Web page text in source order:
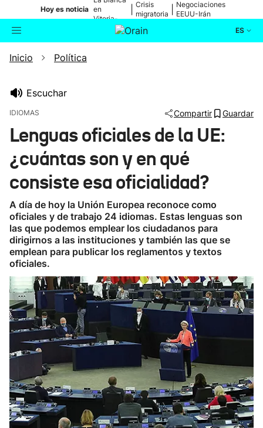
Hoy es noticia en
Vitoria-
Gasteiz
Crisis
migratoria
Negociaciones
EEUU-Irán
ES
Buscador
Ikusmiran
Eguraldia
Inicio Política
Escuchar
IDIOMAS Compartir Guardar
Lenguas oficiales de la UE:
¿cuántas son y en qué
consiste esa oficialidad?
A día de hoy la Unión Europea reconoce como
oficiales y de trabajo 24 idiomas. Estas lenguas son
las que podemos emplear los ciudadanos para
dirigirnos a las instituciones y también las que se
emplean para publicar los reglamentos y textos
oficiales.